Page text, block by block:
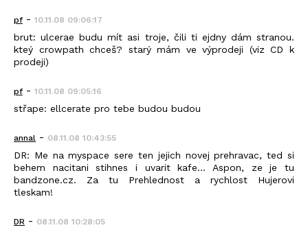
pf - 10.11.08 09:06:17
brut: ulcerae budu mít asi troje, čili ti ejdny dám stranou.
kteý crowpath chceš? starý mám ve výprodeji (viz CD k
prodeji)
pf - 10.11.08 09:05:16
střape: ellcerate pro tebe budou budou
annal - 08.11.08 10:43:55
DR: Me na myspace sere ten jejich novej prehravac, ted si
behem nacitani stihnes i uvarit kafe... Aspon, ze je tu
bandzone.cz. Za tu Prehlednost a rychlost Hujerovi
tleskam!
DR - 08.11.08 10:28:05